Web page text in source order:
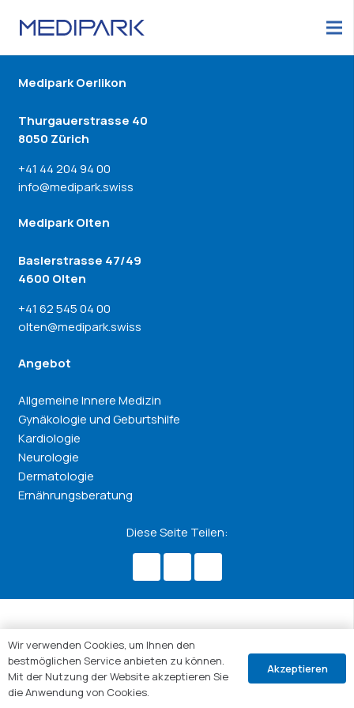
Medipark Oerlikon
Thurgauerstrasse 40
8050 Zürich
+41 44 204 94 00
info@medipark.swiss
Medipark Olten
Baslerstrasse 47/49
4600 Olten
+41 62 545 04 00
olten@medipark.swiss
Angebot
Allgemeine Innere Medizin
Gynäkologie und Geburtshilfe
Kardiologie
Neurologie
Dermatologie
Ernährungsberatung
Diese Seite Teilen:
Wir verwenden Cookies, um Ihnen den
bestmöglichen Service anbieten zu können.
Mit der Nutzung der Website akzeptieren Sie
die Anwendung von Cookies.
Akzeptieren